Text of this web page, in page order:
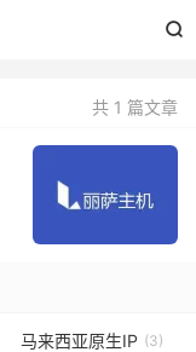

共 1 篇文章
马来西亚原生IP (3)